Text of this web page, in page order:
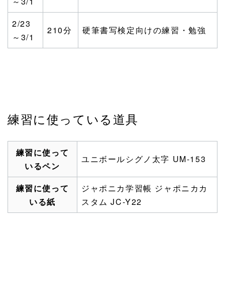
2/23
～3/1
210分 硬筆書写検定向けの練習・勉強
練習に使っている道具
練習に使って
いるペン
ユニボールシグノ太字 UM-153
練習に使って
いる紙
ジャポニカ学習帳 ジャポニカカ
スタム JC-Y22